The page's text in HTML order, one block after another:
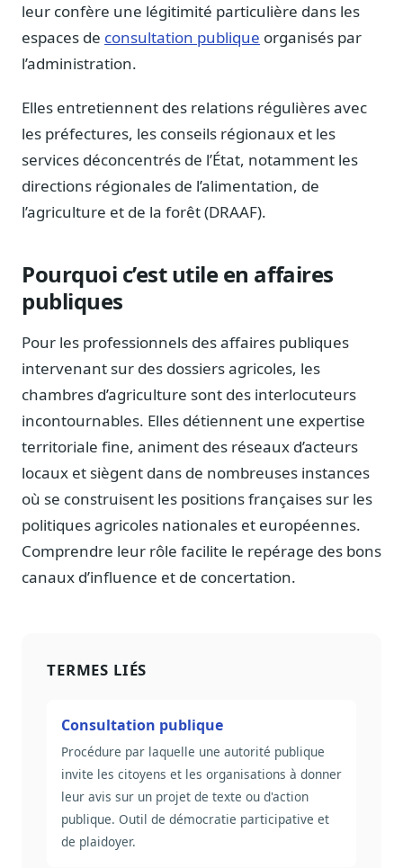
leur confère une légitimité particulière dans les
espaces de consultation publique organisés par
l’administration.
Elles entretiennent des relations régulières avec
les préfectures, les conseils régionaux et les
services déconcentrés de l’État, notamment les
directions régionales de l’alimentation, de
l’agriculture et de la forêt (DRAAF).
Pourquoi c’est utile en affaires
publiques
Pour les professionnels des affaires publiques
intervenant sur des dossiers agricoles, les
chambres d’agriculture sont des interlocuteurs
incontournables. Elles détiennent une expertise
territoriale fine, animent des réseaux d’acteurs
locaux et siègent dans de nombreuses instances
où se construisent les positions françaises sur les
politiques agricoles nationales et européennes.
Comprendre leur rôle facilite le repérage des bons
canaux d’influence et de concertation.
TERMES LIÉS
Consultation publique
Procédure par laquelle une autorité publique
invite les citoyens et les organisations à donner
leur avis sur un projet de texte ou d'action
publique. Outil de démocratie participative et
de plaidoyer.